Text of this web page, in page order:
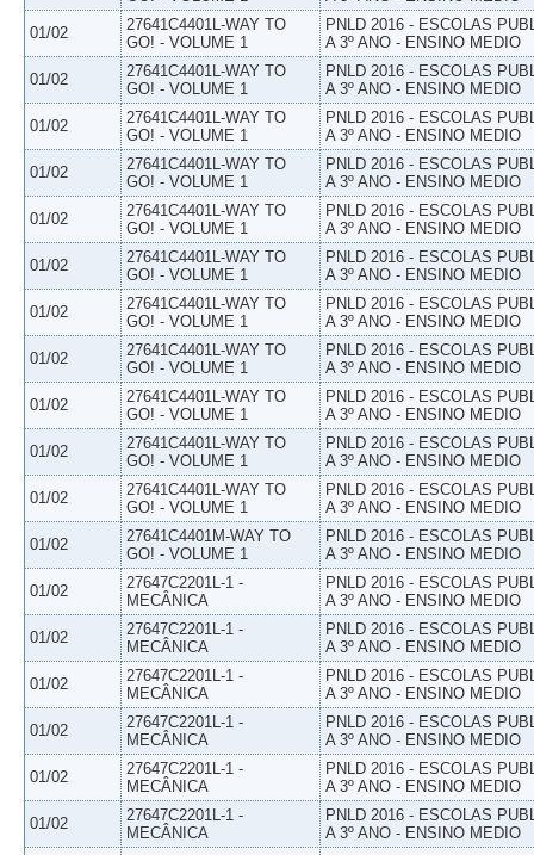
01/02
27641C4401L-WAY TO
GO! - VOLUME 1
PNLD 2016 - ESCOLAS
A 3º ANO - ENSINO MEDIO
01/02
27641C4401L-WAY TO
GO! - VOLUME 1
PNLD 2016 - ESCOLAS
A 3º ANO - ENSINO MEDIO
01/02
27641C4401L-WAY TO
GO! - VOLUME 1
PNLD 2016 - ESCOLAS
A 3º ANO - ENSINO MEDIO
01/02
27641C4401L-WAY TO
GO! - VOLUME 1
PNLD 2016 - ESCOLAS
A 3º ANO - ENSINO MEDIO
01/02
27641C4401L-WAY TO
GO! - VOLUME 1
PNLD 2016 - ESCOLAS
A 3º ANO - ENSINO MEDIO
01/02
27641C4401L-WAY TO
GO! - VOLUME 1
PNLD 2016 - ESCOLAS
A 3º ANO - ENSINO MEDIO
01/02
27641C4401L-WAY TO
GO! - VOLUME 1
PNLD 2016 - ESCOLAS
A 3º ANO - ENSINO MEDIO
01/02
27641C4401L-WAY TO
GO! - VOLUME 1
PNLD 2016 - ESCOLAS
A 3º ANO - ENSINO MEDIO
01/02
27641C4401L-WAY TO
GO! - VOLUME 1
PNLD 2016 - ESCOLAS
A 3º ANO - ENSINO MEDIO
01/02
27641C4401L-WAY TO
GO! - VOLUME 1
PNLD 2016 - ESCOLAS
A 3º ANO - ENSINO MEDIO
01/02
27641C4401L-WAY TO
GO! - VOLUME 1
PNLD 2016 - ESCOLAS
A 3º ANO - ENSINO MEDIO
01/02
27641C4401M-WAY TO
GO! - VOLUME 1
PNLD 2016 - ESCOLAS
A 3º ANO - ENSINO MEDIO
01/02
27647C2201L-1 -
MECÂNICA
PNLD 2016 - ESCOLAS
A 3º ANO - ENSINO MEDIO
01/02
27647C2201L-1 -
MECÂNICA
PNLD 2016 - ESCOLAS
A 3º ANO - ENSINO MEDIO
01/02
27647C2201L-1 -
MECÂNICA
PNLD 2016 - ESCOLAS
A 3º ANO - ENSINO MEDIO
01/02
27647C2201L-1 -
MECÂNICA
PNLD 2016 - ESCOLAS
A 3º ANO - ENSINO MEDIO
01/02
27647C2201L-1 -
MECÂNICA
PNLD 2016 - ESCOLAS
A 3º ANO - ENSINO MEDIO
01/02
27647C2201L-1 -
MECÂNICA
PNLD 2016 - ESCOLAS
A 3º ANO - ENSINO MEDIO